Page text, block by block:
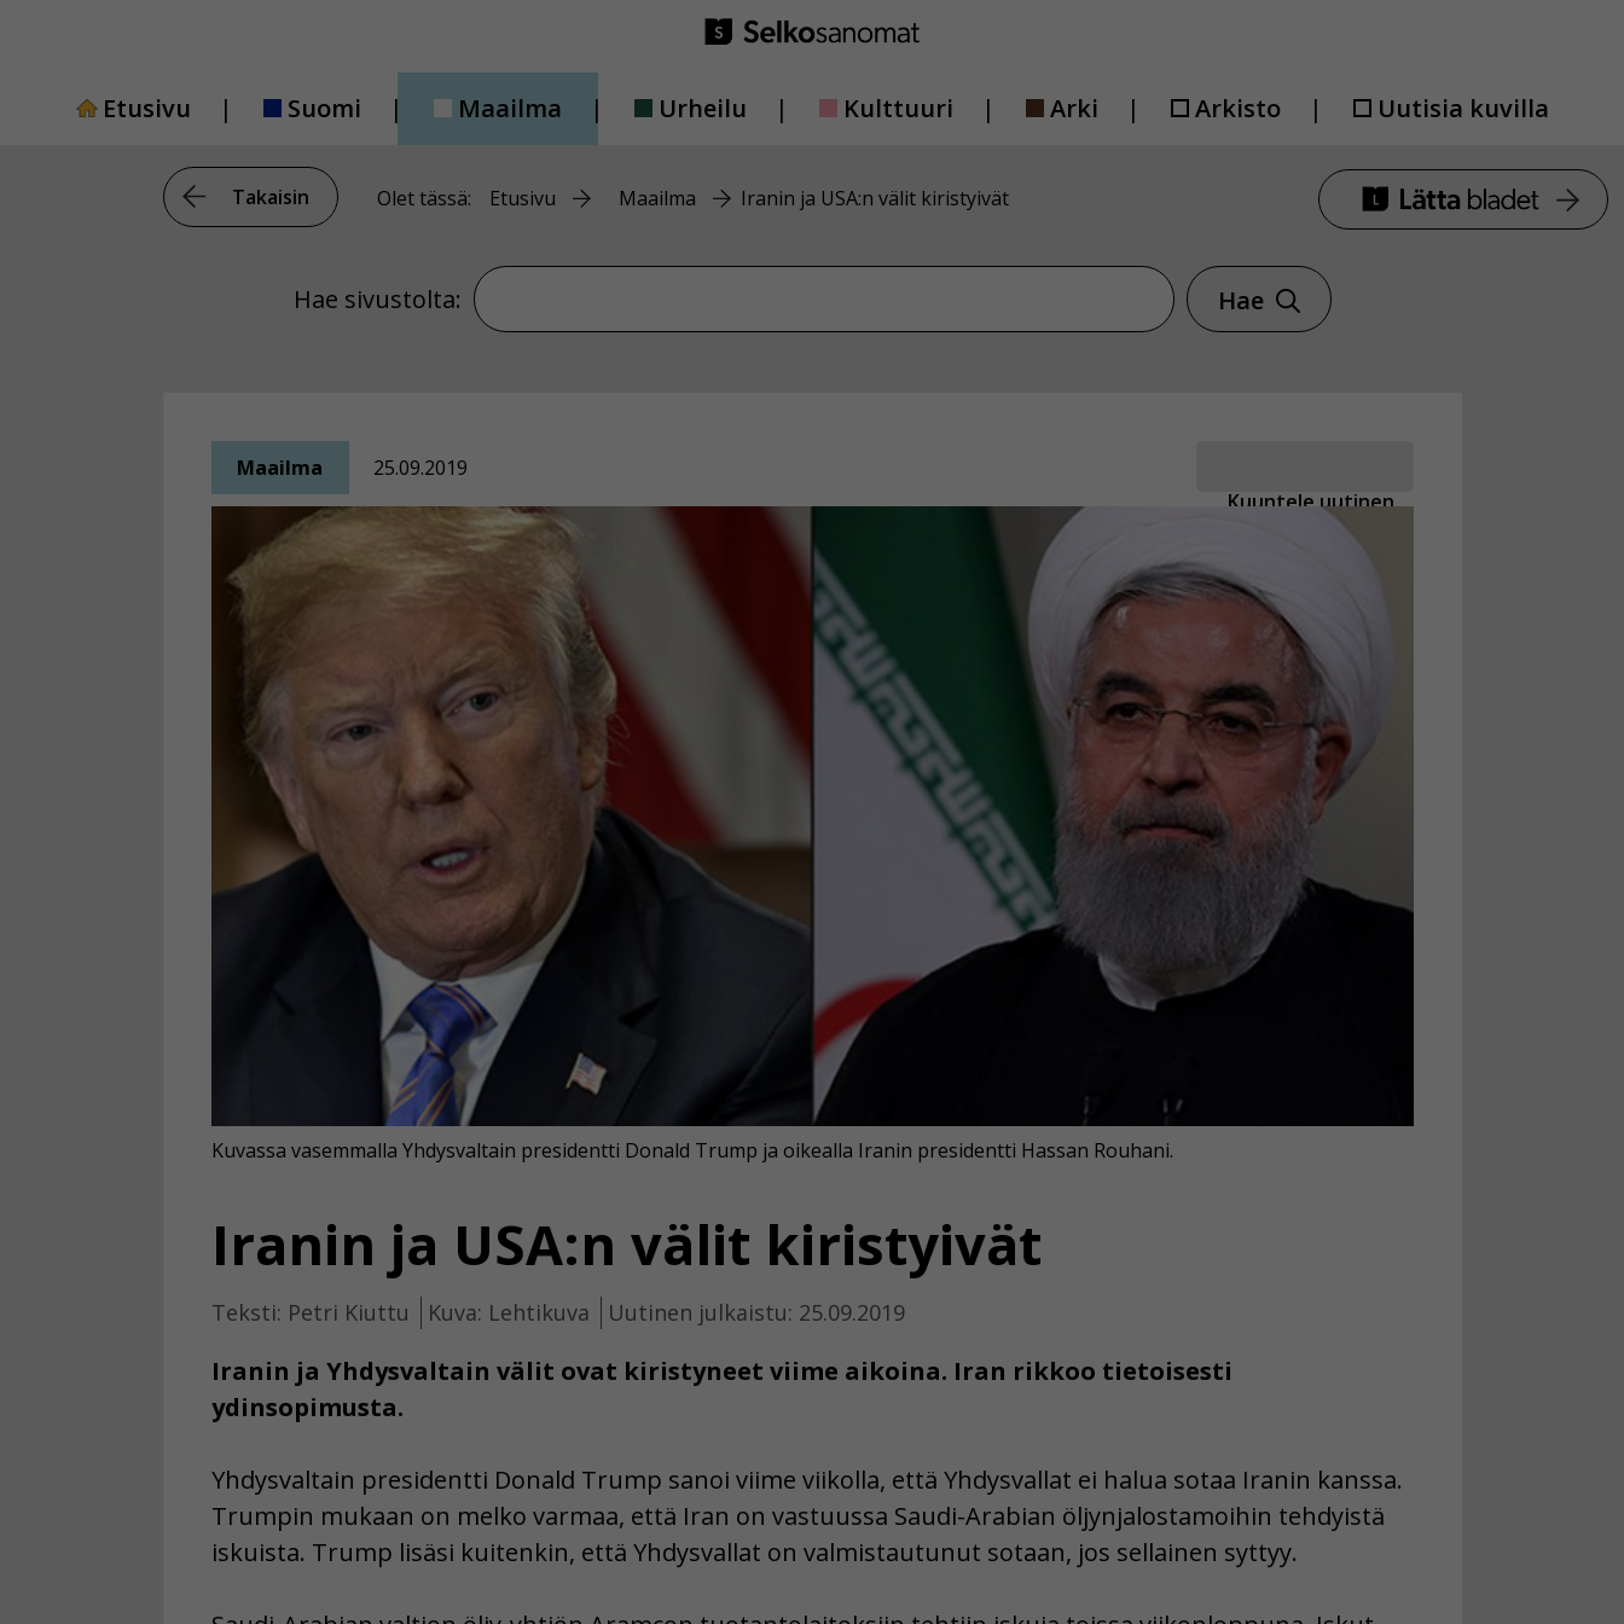
Etusivu
Suomi Maailma Urheilu Kulttuuri Arki Arkisto Uutisia kuvilla
Takaisin Olet tässä: Etusivu Maailma Iranin ja USA:n välit kiristyivät
Hae sivustolta: Hae sivustolta
Hae
Kuuntele uutinen
Maailma 25.09.2019
Iranin ja USA:n välit kiristyivät
Teksti: Petri Kiuttu Kuva: Lehtikuva Uutinen julkaistu: 25.09.2019
Iranin ja Yhdysvaltain välit ovat kiristyneet viime aikoina. Iran rikkoo tietoisesti
ydinsopimusta.
Kuvassa vasemmalla Yhdysvaltain presidentti Donald Trump ja oikealla Iranin presidentti Hassan Rouhani.
Yhdysvaltain presidentti Donald Trump sanoi viime viikolla, että Yhdysvallat ei halua sotaa Iranin kanssa.
Trumpin mukaan on melko varmaa, että Iran on vastuussa Saudi-Arabian öljynjalostamoihin tehdyistä
iskuista. Trump lisäsi kuitenkin, että Yhdysvallat on valmistautunut sotaan, jos sellainen syttyy.